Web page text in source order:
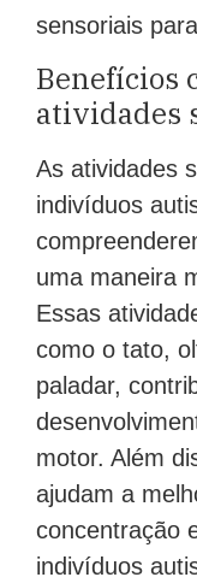
sensoriais
Benefícios
atividades
As atividades
indivíduos
uma maneira
Essas
como o tato,
paladar,
motor. Além
ajudam a
concentração
indivíduos